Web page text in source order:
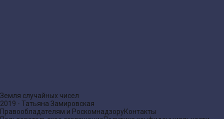
Земля случайных чисел
2019 - Татьяна Замировская
Правообладателям и РоскомнадзоруКонтакты